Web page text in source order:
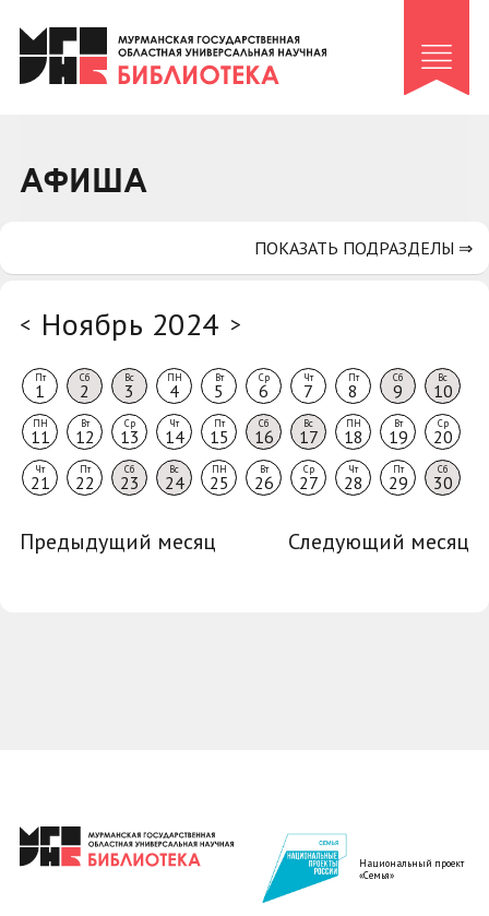
Клуб «Гиря и сельдерей»
Клуб «Семейный архив»
Коллегам
АФИША
< Ноябрь 2024 >
Пт
1
Сб
2
Вс
3
ПН
4
Вт
5
Ср
6
Чт
7
Пт
8
Сб
9
Вс
10
ПН
11
Вт
12
Ср
13
Чт
14
Пт
15
Сб
16
Вс
17
ПН
18
Вт
19
Ср
20
Чт
21
Пт
22
Сб
23
Вс
24
ПН
25
Вт
26
Ср
27
Чт
28
Пт
29
Сб
30
Предыдущий месяц Следующий месяц
ПОКАЗАТЬ ПОДРАЗДЕЛЫ ⇒
Национальный проект
«Семья»